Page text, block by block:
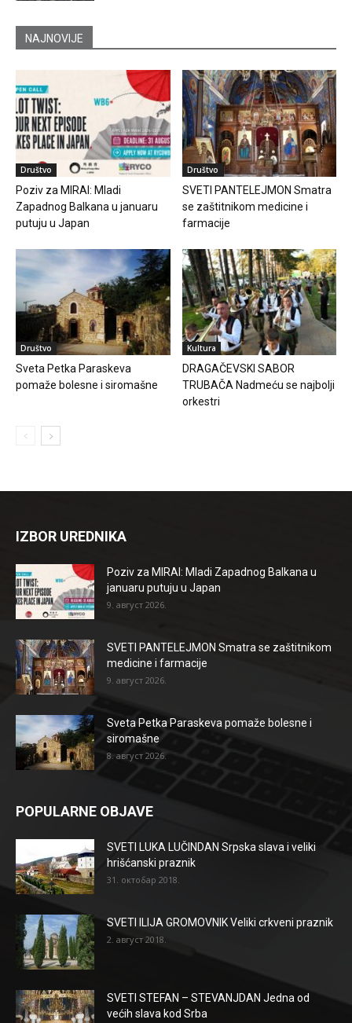
NAJNOVIJE
Društvo
Poziv za MIRAI: Mladi
Zapadnog Balkana u januaru
putuju u Japan
Društvo
SVETI PANTELEJMON Smatra
se zaštitnikom medicine i
farmacije
Društvo
Sveta Petka Paraskeva
pomaže bolesne i siromašne
Kultura
DRAGAČEVSKI SABOR
TRUBAČA Nadmeću se najbolji
orkestri
IZBOR UREDNIKA
Poziv za MIRAI: Mladi Zapadnog Balkana u
januaru putuju u Japan
9. август 2026.
SVETI PANTELEJMON Smatra se zaštitnikom
medicine i farmacije
9. август 2026.
Sveta Petka Paraskeva pomaže bolesne i
siromašne
8. август 2026.
POPULARNE OBJAVE
SVETI LUKA LUČINDAN Srpska slava i veliki
hrišćanski praznik
31. октобар 2018.
SVETI ILIJA GROMOVNIK Veliki crkveni praznik
2. август 2018.
SVETI STEFAN – STEVANJDAN Jedna od
većih slava kod Srba